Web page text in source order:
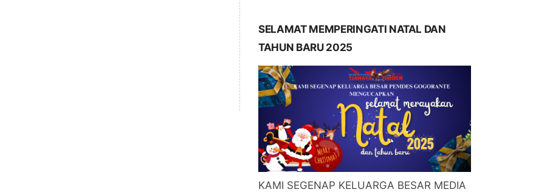
SELAMAT MEMPERINGATI NATAL DAN
TAHUN BARU 2025
KAMI SEGENAP KELUARGA BESAR MEDIA